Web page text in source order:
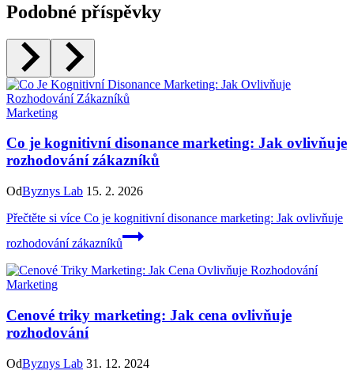
Podobné příspěvky
Marketing
Co je kognitivní disonance marketing: Jak ovlivňuje
rozhodování zákazníků
OdByznys Lab 15. 2. 2026
Přečtěte si více Co je kognitivní disonance marketing: Jak ovlivňuje
rozhodování zákazníků
Marketing
Cenové triky marketing: Jak cena ovlivňuje
rozhodování
OdByznys Lab 31. 12. 2024